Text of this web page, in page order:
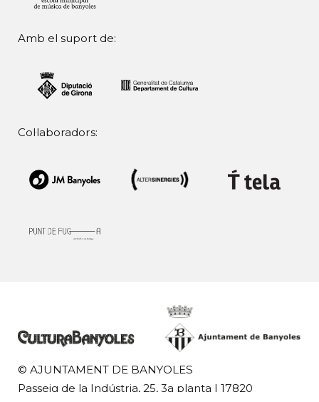
Amb el suport de:
Col·laboradors:
© AJUNTAMENT DE BANYOLES
Passeig de la Indústria, 25, 3a planta | 17820